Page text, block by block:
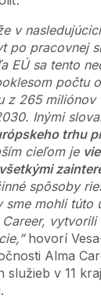
v
po pracovnej
EÚ sa tento
počtu
z 265
Inými
trhu
cieľom je
spôsoby
sme mohli túto
hovorí
Alma
v 11